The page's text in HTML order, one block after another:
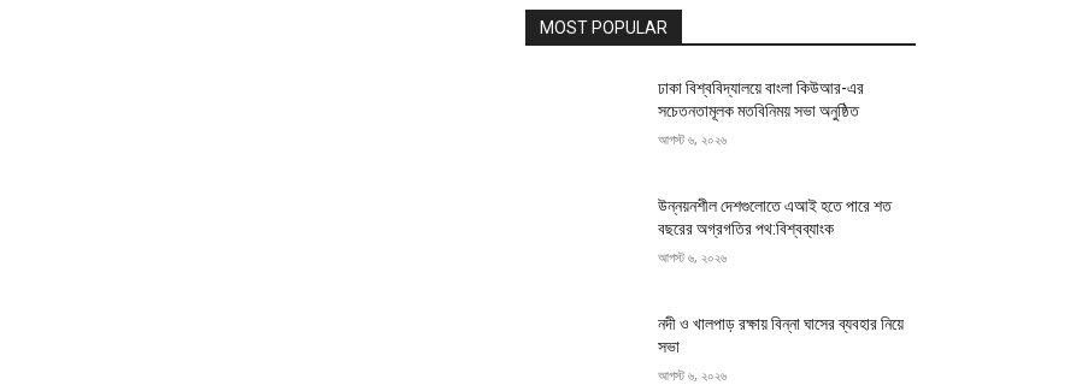
MOST POPULAR
ঢাকা বিশ্ববিদ্যালয়ে বাংলা কিউআর-এর
সচেতনতামূলক মতবিনিময় সভা অনুষ্ঠিত
আগস্ট ৬, ২০২৬
উন্নয়নশীল দেশগুলোতে এআই হতে পারে শত
বছরের অগ্রগতির পথ:বিশ্বব্যাংক
আগস্ট ৬, ২০২৬
নদী ও খালপাড় রক্ষায় বিন্না ঘাসের ব্যবহার নিয়ে
সভা
আগস্ট ৬, ২০২৬